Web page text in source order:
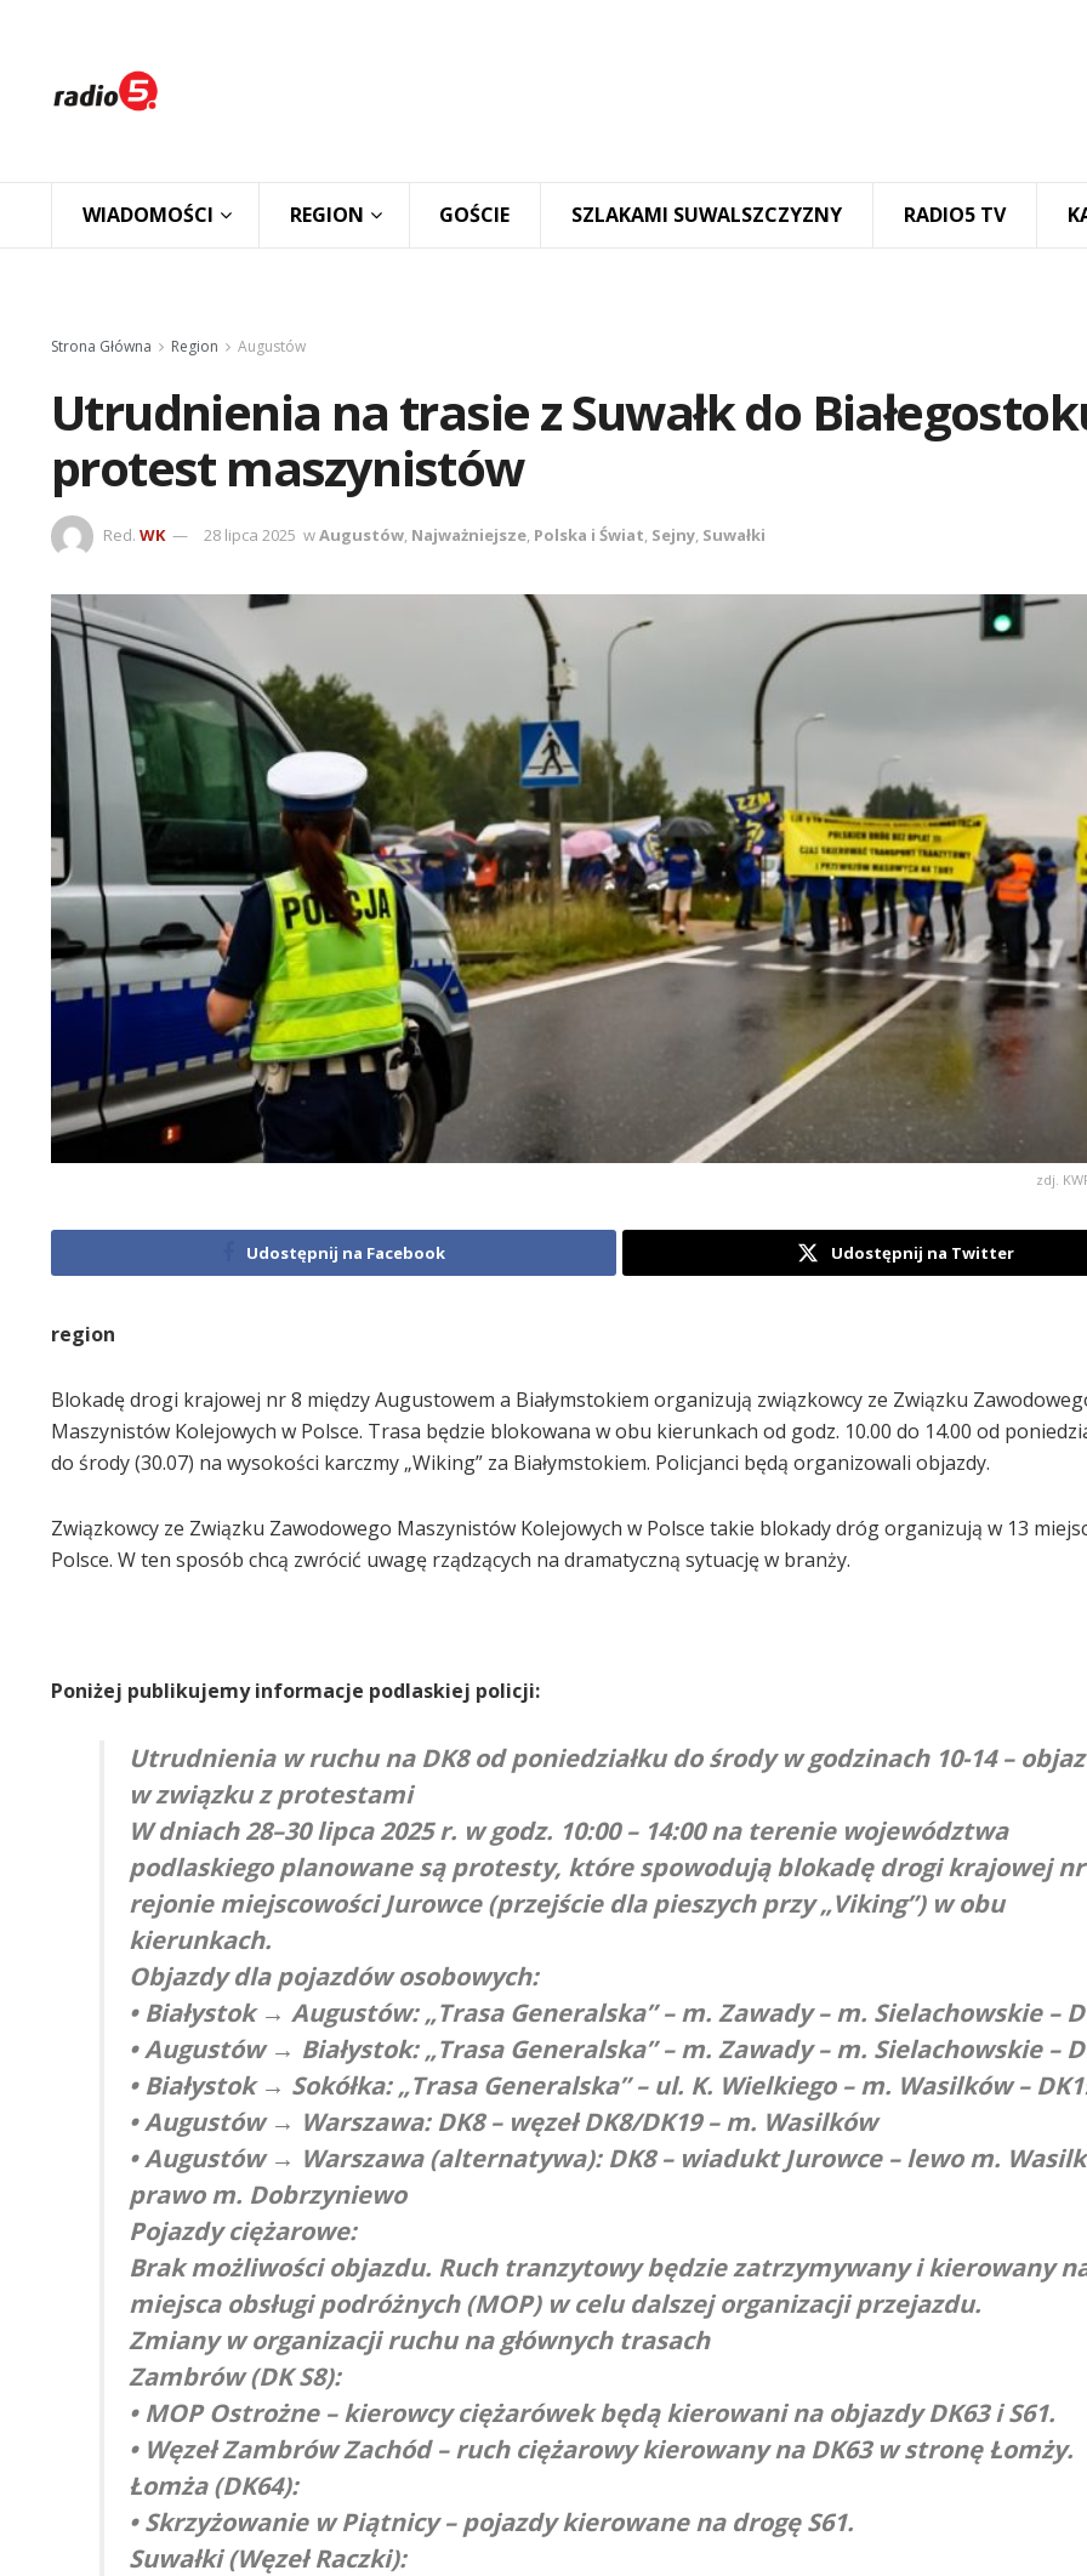
WIADOMOŚCI REGION GOŚCIE SZLAKAMI SUWALSZCZYZNY RADIO5 TV
Strona Główna Region Augustów
Utrudnienia na trasie z Suwałk do
protest maszynistów
Red. WK 28 lipca 2025 wAugustów, Najważniejsze, Polska i Świat, Sejny, Suwałki
zdj.
Udostępnij na Facebook Udostępnij na Twitter
region
Blokadę drogi krajowej nr 8 między Augustowem a Białymstokiem organizują związkowcy ze Związku
Maszynistów Kolejowych w Polsce. Trasa będzie blokowana w obu kierunkach od godz. 10.00 do 14.00 od
do środy (30.07) na wysokości karczmy „Wiking” za Białymstokiem. Policjanci będą organizowali objazdy.
Związkowcy ze Związku Zawodowego Maszynistów Kolejowych w Polsce takie blokady dróg organizują w 13
Polsce. W ten sposób chcą zwrócić uwagę rządzących na dramatyczną sytuację w branży.
Poniżej publikujemy informacje podlaskiej policji:
Utrudnienia w ruchu na DK8 od poniedziałku do środy w godzinach 10-14 –
w związku z protestami
W dniach 28–30 lipca 2025 r. w godz. 10:00 – 14:00 na terenie województwa
podlaskiego planowane są protesty, które spowodują blokadę drogi krajowej
rejonie miejscowości Jurowce (przejście dla pieszych przy „Viking”) w obu
kierunkach.
Objazdy dla pojazdów osobowych:
• Białystok → Augustów: „Trasa Generalska” – m. Zawady – m. Sielachowskie –
• Augustów → Białystok: „Trasa Generalska” – m. Zawady – m. Sielachowskie –
• Białystok → Sokółka: „Trasa Generalska” – ul. K. Wielkiego – m. Wasilków –
• Augustów → Warszawa: DK8 – węzeł DK8/DK19 – m. Wasilków
• Augustów → Warszawa (alternatywa): DK8 – wiadukt Jurowce – lewo m.
prawo m. Dobrzyniewo
Pojazdy ciężarowe:
Brak możliwości objazdu. Ruch tranzytowy będzie zatrzymywany i kierowany
miejsca obsługi podróżnych (MOP) w celu dalszej organizacji przejazdu.
Zmiany w organizacji ruchu na głównych trasach
Zambrów (DK S8):
• MOP Ostrożne – kierowcy ciężarówek będą kierowani na objazdy DK63 i S61.
• Węzeł Zambrów Zachód – ruch ciężarowy kierowany na DK63 w stronę Łomży.
Łomża (DK64):
• Skrzyżowanie w Piątnicy – pojazdy kierowane na drogę S61.
Suwałki (Węzeł Raczki):